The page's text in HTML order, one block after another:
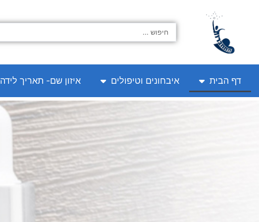
...
דף הבית איבחונים וטיפולים איזון שם- תאריך לידה